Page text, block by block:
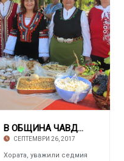
В ОБЩИНА ЧАВДАР Седми празник на даровете от
СЕПТЕМВРИ 26, 2017
Хората, уважили седмия